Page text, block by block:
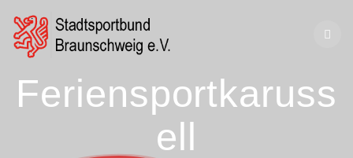
Feriensportkaruss
ell